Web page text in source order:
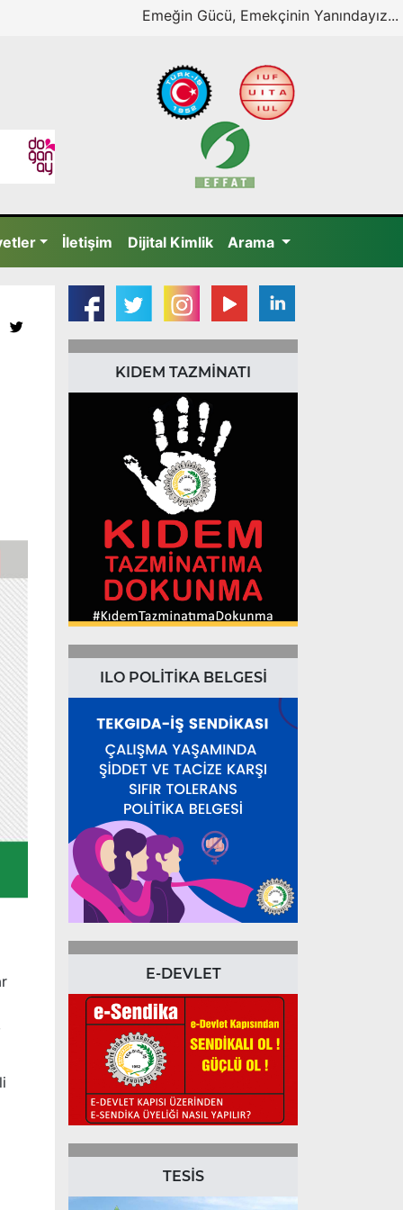
Emeğin Gücü, Emekçinin Yanındayız...
İletişim Dijital Kimlik Arama
KIDEM TAZMİNATI
ILO POLİTİKA BELGESİ
E-DEVLET
TESİS